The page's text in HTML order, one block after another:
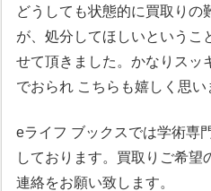
どうしても状態的に買取りの
が、処分してほしいというこ
せて頂きました。かなりスッ
でおられ こちらも嬉しく思い
eライフ ブックスでは学術専
しております。買取りご希望
連絡をお願い致します。